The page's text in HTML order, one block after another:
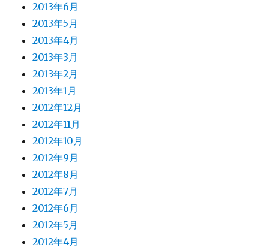
2013年6月
2013年5月
2013年4月
2013年3月
2013年2月
2013年1月
2012年12月
2012年11月
2012年10月
2012年9月
2012年8月
2012年7月
2012年6月
2012年5月
2012年4月